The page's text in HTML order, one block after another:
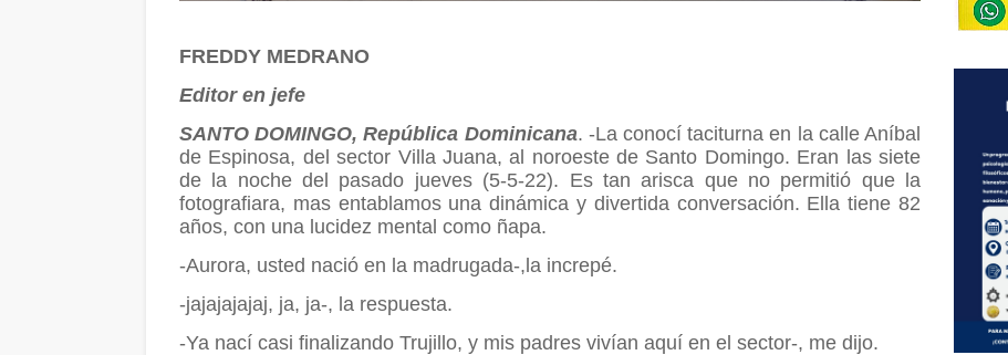
FREDDY MEDRANO
Editor en jefe
SANTO DOMINGO, República Dominicana. -La conocí taciturna en la calle Aníbal
de Espinosa, del sector Villa Juana, al noroeste de Santo Domingo. Eran las siete
de la noche del pasado jueves (5-5-22). Es tan arisca que no permitió que la
fotografiara, mas entablamos una dinámica y divertida conversación. Ella tiene 82
años, con una lucidez mental como ñapa.
-Aurora, usted nació en la madrugada-,la increpé.
-jajajajajaj, ja, ja-, la respuesta.
-Ya nací casi finalizando Trujillo, y mis padres vivían aquí en el sector-, me dijo.